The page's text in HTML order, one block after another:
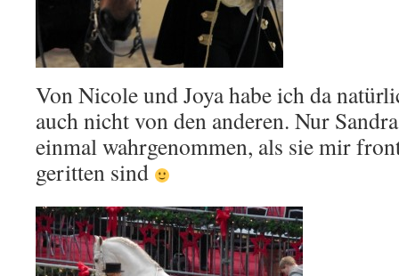
Von Nicole und Joya habe ich da
auch nicht von den anderen. Nur
einmal wahrgenommen, als sie mir
geritten sind